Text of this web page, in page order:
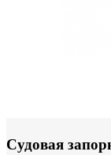
Судовая